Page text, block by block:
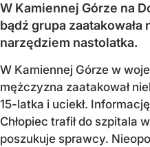
W Kamiennej Górze na
bądź grupa
narzędziem nastolatka.
W Kamiennej Górze w
mężczyzna zaatakował
15-latka i uciekł.
Chłopiec trafił do szpitala
poszukuje sprawcy.